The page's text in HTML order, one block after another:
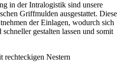
in der Intralogistik sind unsere
Griffmulden ausgestattet. Diese
der Einlagen, wodurch sich
gestalten lassen und somit
rechteckigen Nestern